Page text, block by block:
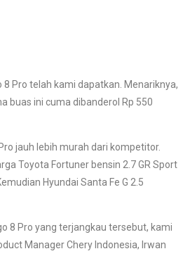
8 Pro telah kami dapatkan. Menariknya,
buas ini cuma dibanderol Rp 550
jauh lebih murah dari kompetitor.
Toyota Fortuner bensin 2.7 GR Sport
Hyundai Santa Fe G 2.5
8 Pro yang terjangkau tersebut, kami
Manager Chery Indonesia, Irwan